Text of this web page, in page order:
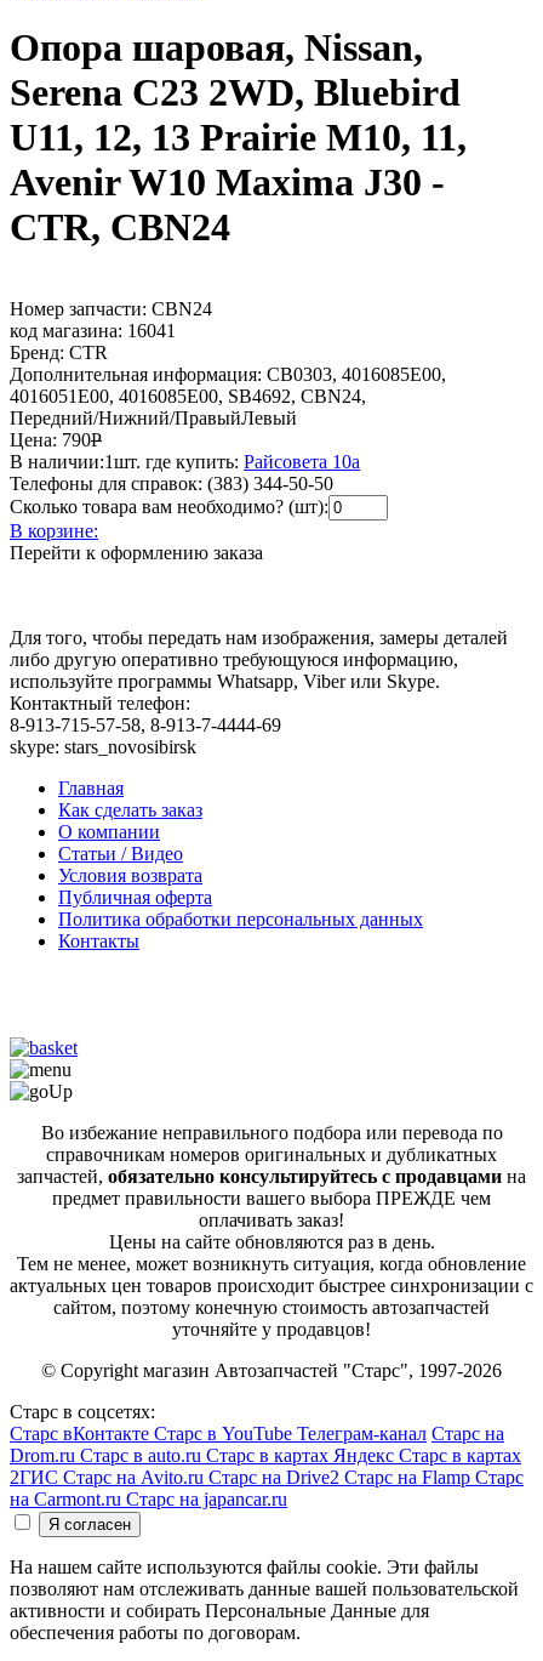
Опора шаровая, Nissan,
Serena C23 2WD, Bluebird
U11, 12, 13 Prairie M10, 11,
Avenir W10 Maxima J30 -
CTR, CBN24
Номер запчасти: CBN24
код магазина: 16041
Бренд: CTR
Дополнительная информация: CB0303, 4016085E00,
4016051E00, 4016085E00, SB4692, CBN24,
Передний/Нижний/ПравыйЛевый
Цена: 790Р
В наличии:1шт. где купить: Райсовета 10а
Телефоны для справок: (383) 344-50-50
Сколько товара вам необходимо? (шт):
В корзине:
Перейти к оформлению заказа
Для того, чтобы передать нам изображения, замеры деталей
либо другую оперативно требующуюся информацию,
используйте программы Whatsapp, Viber или Skype.
Контактный телефон:
8-913-715-57-58, 8-913-7-4444-69
skype: stars_novosibirsk
Главная
Как сделать заказ
О компании
Статьи / Видео
Условия возврата
Публичная оферта
Политика обработки персональных данных
Контакты
Во избежание неправильного подбора или перевода по
справочникам номеров оригинальных и дубликатных
запчастей, обязательно консультируйтесь с продавцами на
предмет правильности вашего выбора ПРЕЖДЕ чем
оплачивать заказ!
Цены на сайте обновляются раз в день.
Тем не менее, может возникнуть ситуация, когда обновление
актуальных цен товаров происходит быстрее синхронизации с
сайтом, поэтому конечную стоимость автозапчастей
уточняйте у продавцов!
© Copyright магазин Автозапчастей "Старс", 1997-2026
Старс в соцсетях:
Старс вКонтакте Старс в YouTube Телеграм-канал Старс на
Drom.ru Старс в auto.ru Старс в картах Яндекс Старс в картах
2ГИС Старс на Avito.ru Старс на Drive2 Старс на Flamp Старс
на Carmont.ru Старс на japancar.ru
На нашем сайте используются файлы cookie. Эти файлы
позволяют нам отслеживать данные вашей пользовательской
активности и собирать Персональные Данные для
обеспечения работы по договорам.